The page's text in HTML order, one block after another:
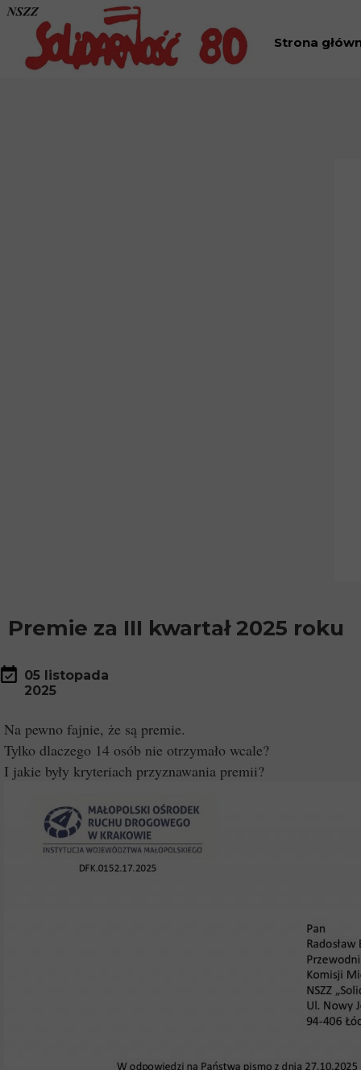
05 listopada
2025
Na pewno fajnie, że są premie.
Tylko dlaczego 14 osób nie otrzymało wcale?
I jakie były kryteriach przyznawania premii?
Premie za III kwartał 2025 roku
Strona